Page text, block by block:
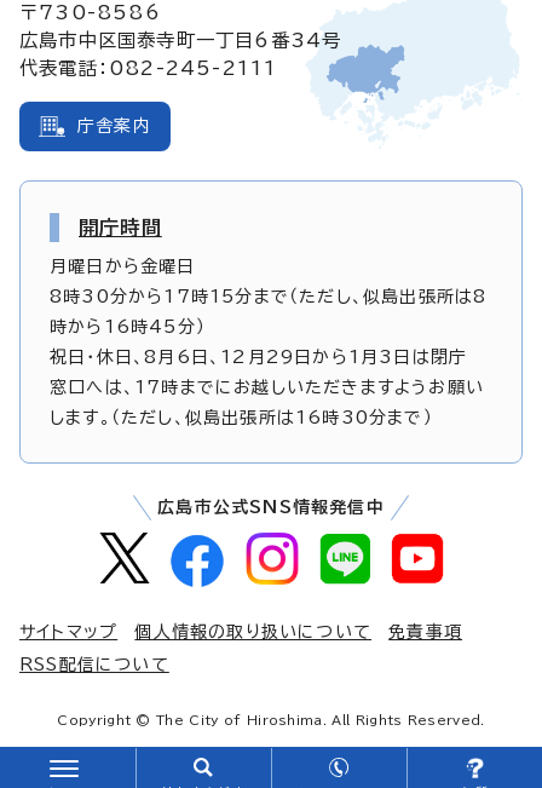
〒730-8586
広島市中区国泰寺町一丁目6番34号
代表電話：082-245-2111
庁舎案内
開庁時間
月曜日から金曜日
8時30分から17時15分まで（ただし、似島出張所は8
時から16時45分）
祝日・休日、8月6日、12月29日から1月3日は閉庁
窓口へは、17時までにお越しいただきますようお願い
します。（ただし、似島出張所は16時30分まで）
広島市公式SNS情報発信中
サイトマップ 個人情報の取り扱いについて
免責事項
RSS配信について
Copyright © The City of Hiroshima. All Rights Reserved.